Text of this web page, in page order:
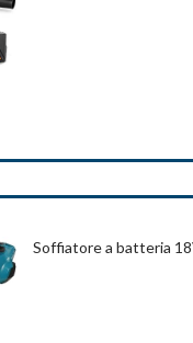
Soffiatore a batteria